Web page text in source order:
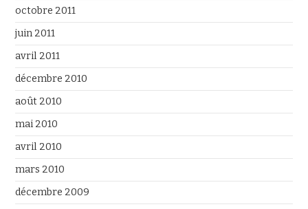
octobre 2011
juin 2011
avril 2011
décembre 2010
août 2010
mai 2010
avril 2010
mars 2010
décembre 2009